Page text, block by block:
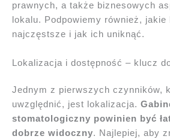
prawnych, a także biznesowych
lokalu. Podpowiemy również, jakie
najczęstsze i jak ich uniknąć.
Lokalizacja i dostępność – klucz
Jednym z pierwszych czynników,
uwzględnić, jest lokalizacja.
stomatologiczny powinien być
dobrze widoczny. Najlepiej, aby